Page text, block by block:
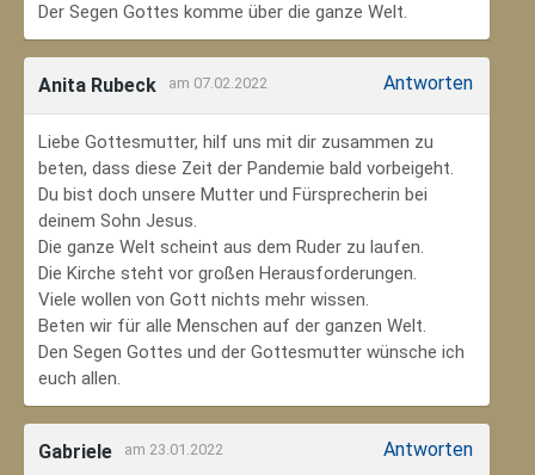
Der Segen Gottes komme über die ganze Welt.
Anita Rubeck am 07.02.2022 Antworten
Liebe Gottesmutter, hilf uns mit dir zusammen zu
beten, dass diese Zeit der Pandemie bald vorbeigeht.
Du bist doch unsere Mutter und Fürsprecherin bei
deinem Sohn Jesus.
Die ganze Welt scheint aus dem Ruder zu laufen.
Die Kirche steht vor großen Herausforderungen.
Viele wollen von Gott nichts mehr wissen.
Beten wir für alle Menschen auf der ganzen Welt.
Den Segen Gottes und der Gottesmutter wünsche ich
euch allen.
Gabriele am 23.01.2022 Antworten